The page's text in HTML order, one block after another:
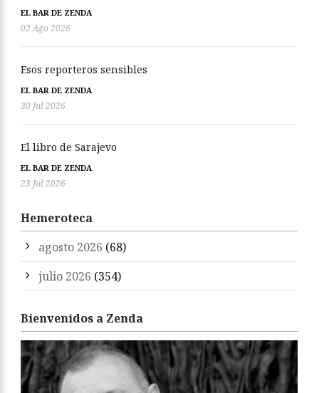
EL BAR DE ZENDA
02 Ago 2026
Esos reporteros sensibles
EL BAR DE ZENDA
30 Jul 2026
El libro de Sarajevo
EL BAR DE ZENDA
23 Jul 2026
Hemeroteca
agosto 2026 (68)
julio 2026 (354)
Bienvenidos a Zenda